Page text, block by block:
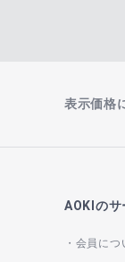
表示価格
AOKIのサ
会員につ